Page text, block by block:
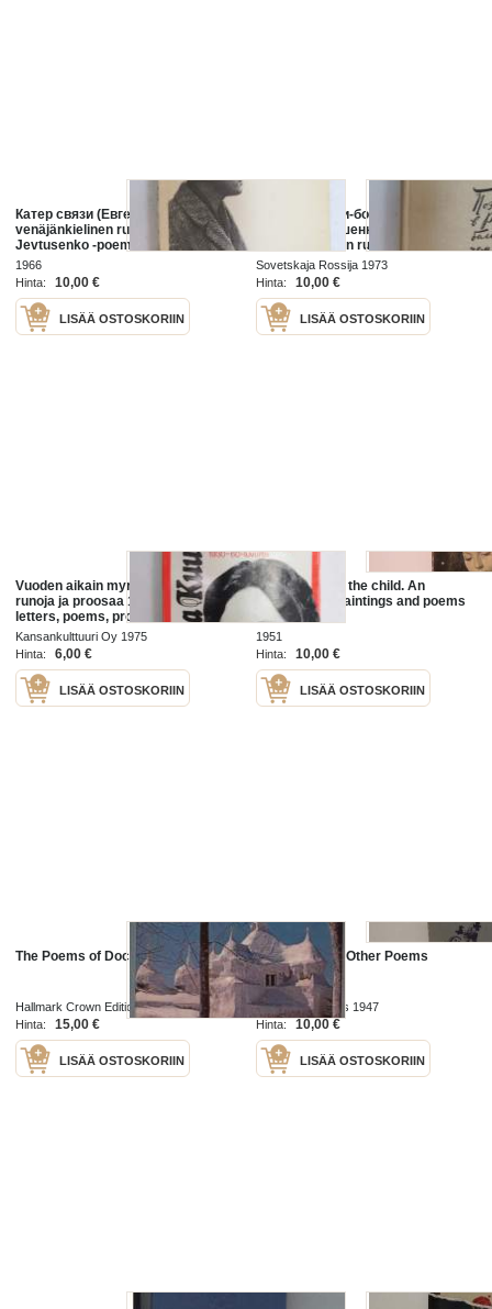
Катер связи (Евгени Евтушенко) -
venäjänkielinen runokirja, Jevgeni
Jevtusenko -poems in russian
1966
Hinta:
10,00 €
LISÄÄ OSTOSKORIIN
Поет в России-болъше, чем поет
(Евгени Евтушенко) -
venäjänkielinen runokirja, Jevgeni
Jevtusenko -poems in russian
Sovetskaja Rossija 1973
Hinta:
10,00 €
LISÄÄ OSTOSKORIIN
Vuoden aikain myrskyt. Kirjeitä,
runoja ja proosaa 1930-60 -luvulta -
letters, poems, prose of Hertta
Kuusinen
Kansankulttuuri Oy 1975
Hinta:
6,00 €
LISÄÄ OSTOSKORIIN
The Virgin and the child. An
anthology of paintings and poems
1951
Hinta:
10,00 €
LISÄÄ OSTOSKORIIN
The Poems of Doctor Zhivago
Hallmark Crown Editions 1971
Hinta:
15,00 €
LISÄÄ OSTOSKORIIN
Marianna And Other Poems
Bruce Humphries 1947
Hinta:
10,00 €
LISÄÄ OSTOSKORIIN